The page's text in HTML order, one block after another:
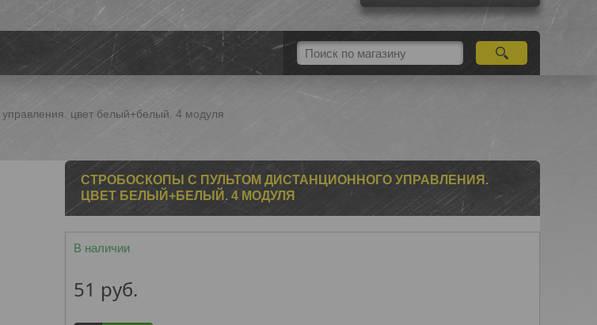
цвет белый+белый. 4 модуля
СТРОБОСКОПЫ С ПУЛЬТОМ ДИСТАНЦИОННОГО УПРАВЛЕНИЯ.
ЦВЕТ БЕЛЫЙ+БЕЛЫЙ. 4 МОДУЛЯ
В наличии
51 руб.